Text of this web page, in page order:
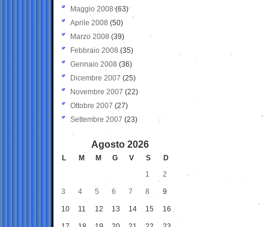
Maggio 2008(63)
Aprile 2008 (50)
Marzo 2008 (39)
Febbraio 2008 (35)
Gennaio 2008 (36)
Dicembre 2007 (25)
Novembre 2007 (22)
Ottobre 2007 (27)
Settembre 2007 (23)
Agosto 2026
L M M G V S
D
1
2
3 4 5 6 7 8 9
10 11 12 13 14 15 16